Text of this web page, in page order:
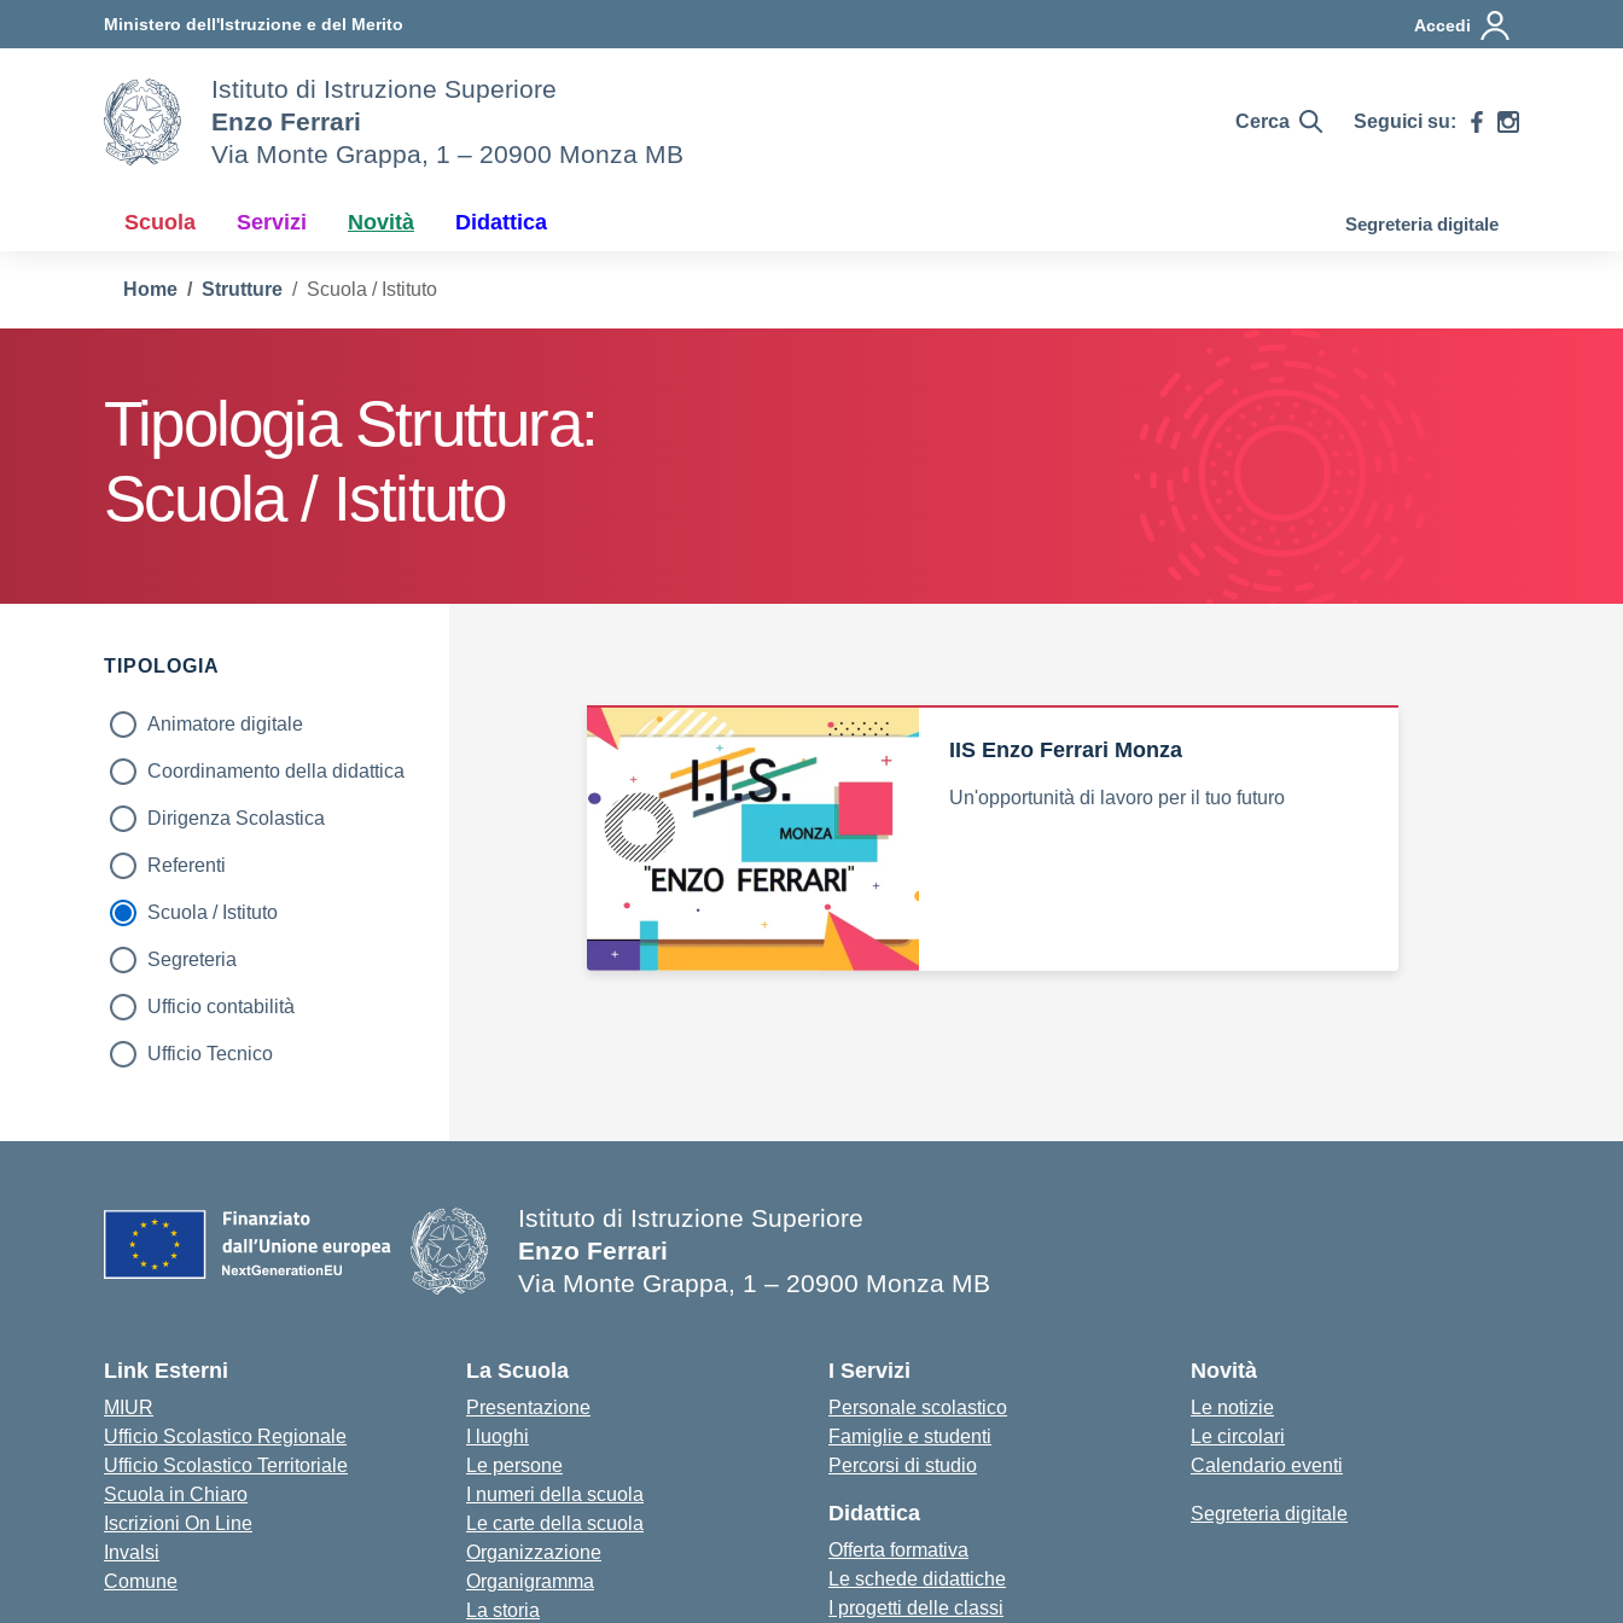
Ministero dell'Istruzione e del Merito Accedi
Istituto di Istruzione Superiore
Enzo Ferrari
Via Monte Grappa, 1 – 20900 Monza MB
Cerca Seguici su:
Scuola Servizi Novità Didattica Segreteria digitale
Home Strutture Scuola / Istituto
Tipologia Struttura:
Scuola / Istituto
TIPOLOGIA
Animatore digitale
Coordinamento della didattica
Dirigenza Scolastica
Referenti
Scuola / Istituto
Segreteria
Ufficio contabilità
Ufficio Tecnico
IIS Enzo Ferrari Monza
Un'opportunità di lavoro per il tuo futuro
Istituto di Istruzione Superiore
Enzo Ferrari
Via Monte Grappa, 1 – 20900 Monza MB
Link Esterni
MIUR
Ufficio Scolastico Regionale
Ufficio Scolastico Territoriale
Scuola in Chiaro
Iscrizioni On Line
Invalsi
Comune
La Scuola
Presentazione
I luoghi
Le persone
I numeri della scuola
Le carte della scuola
Organizzazione
Organigramma
La storia
I Servizi
Personale scolastico
Famiglie e studenti
Percorsi di studio
Didattica
Offerta formativa
Le schede didattiche
I progetti delle classi
Novità
Le notizie
Le circolari
Calendario eventi
Segreteria digitale